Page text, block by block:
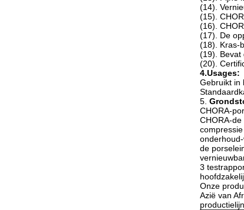
(14).
(15).
(16).
(17). De
(18). Kras-
(19). Bevat
(20).
4.Usages:
Gebruikt in
5.
CHORA-
CHORA-
de
3
Onze
Azië van